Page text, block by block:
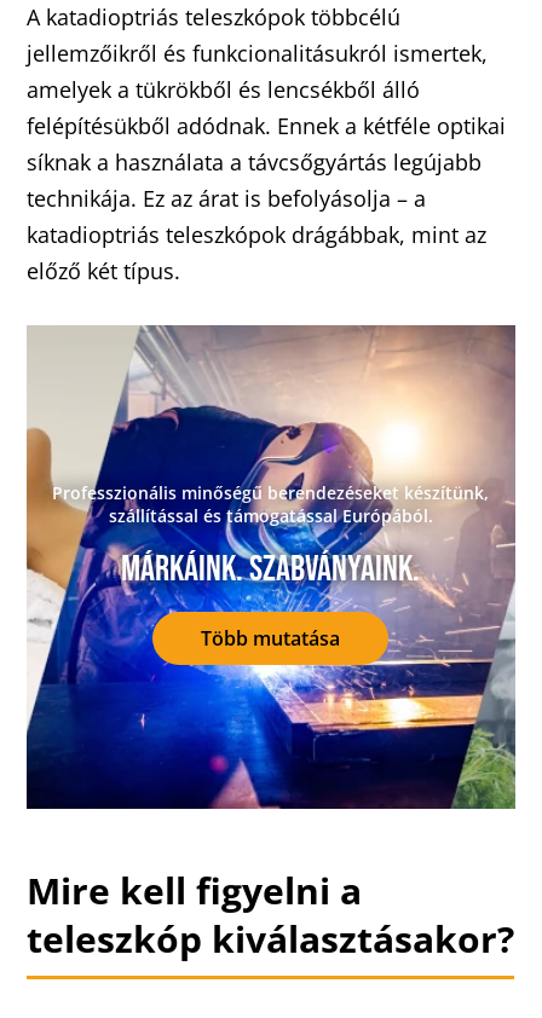
A katadioptriás teleszkópok többcélú
jellemzőikről és funkcionalitásukról ismertek,
amelyek a tükrökből és lencsékből álló
felépítésükből adódnak. Ennek a kétféle optikai
síknak a használata a távcsőgyártás legújabb
technikája. Ez az árat is befolyásolja – a
katadioptriás teleszkópok drágábbak, mint az
előző két típus.
Professzionális minőségű berendezéseket készítünk,
szállítással és támogatással Európából.
Márkáink. Szabványaink.
Több mutatása
Mire kell figyelni a
teleszkóp kiválasztásakor?